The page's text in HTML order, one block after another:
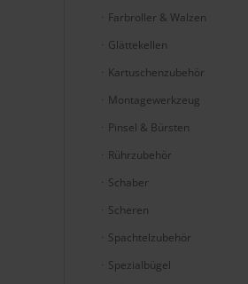
Farbroller & Walzen
Glättekellen
Kartuschenzubehör
Montagewerkzeug
Pinsel & Bürsten
Rührzubehör
Schaber
Scheren
Spachtelzubehör
Spezialbügel